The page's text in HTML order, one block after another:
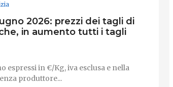
2026: prezzi dei tagli di
in aumento tutti i tagli
espressi in €/Kg, iva esclusa e nella
produttore...